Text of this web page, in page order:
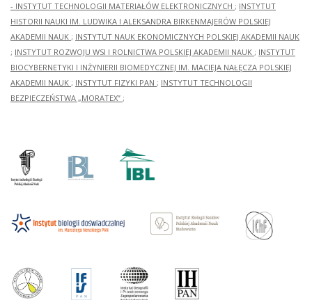
- INSTYTUT TECHNOLOGII MATERIAŁÓW ELEKTRONICZNYCH ; INSTYTUT
HISTORII NAUKI IM. LUDWIKA I ALEKSANDRA BIRKENMAJERÓW POLSKIEJ
AKADEMII NAUK ; INSTYTUT NAUK EKONOMICZNYCH POLSKIEJ AKADEMII NAUK
; INSTYTUT ROZWOJU WSI I ROLNICTWA POLSKIEJ AKADEMII NAUK ; INSTYTUT
BIOCYBERNETYKI I INŻYNIERII BIOMEDYCZNEJ IM. MACIEJA NAŁĘCZA POLSKIEJ
AKADEMII NAUK ; INSTYTUT FIZYKI PAN ; INSTYTUT TECHNOLOGII
BEZPIECZEŃSTWA „MORATEX” ;